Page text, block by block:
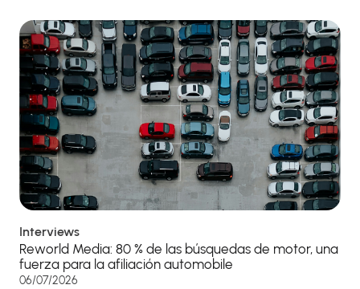
Interviews
Reworld Media: 80 % de las búsquedas de motor, una
fuerza para la afiliación automobile
06/07/2026